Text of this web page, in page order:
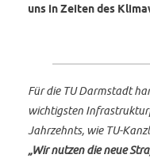
uns in Zeiten des
Für die TU Darmstadt
wichtigsten
Jahrzehnts, wie TU-
„Wir nutzen die neue